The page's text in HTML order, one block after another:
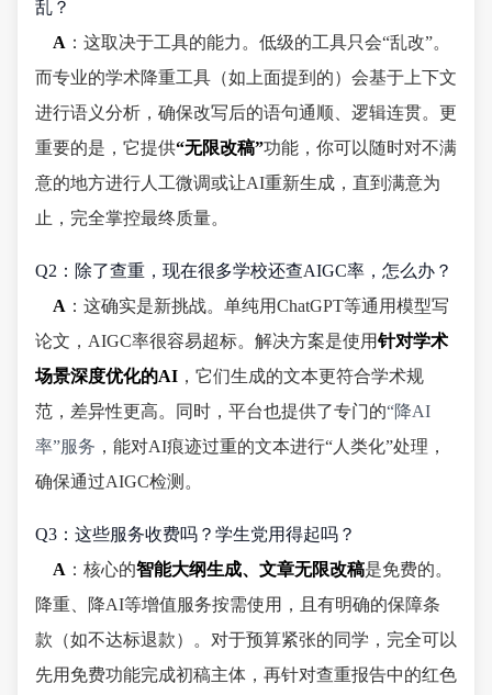
乱？
A ：这取决于工具的能力。低级的工具只会“乱改”。
而专业的学术降重工具（如上面提到的）会基于上下文
进行语义分析，确保改写后的语句通顺、逻辑连贯。更
重要的是，它提供“无限改稿”功能，你可以随时对不满
意的地方进行人工微调或让AI重新生成，直到满意为
止，完全掌控最终质量。
Q2：除了查重，现在很多学校还查AIGC率，怎么办？
A ：这确实是新挑战。单纯用ChatGPT等通用模型写
论文，AIGC率很容易超标。解决方案是使用针对学术
场景深度优化的AI ，它们生成的文本更符合学术规
范，差异性更高。同时，平台也提供了专门的“降AI
率”服务 ，能对AI痕迹过重的文本进行“人类化”处理，
确保通过AIGC检测。
Q3：这些服务收费吗？学生党用得起吗？
A ：核心的智能大纲生成、文章无限改稿是免费的。
降重、降AI等增值服务按需使用，且有明确的保障条
款（如不达标退款）。对于预算紧张的同学，完全可以
先用免费功能完成初稿主体，再针对查重报告中的红色